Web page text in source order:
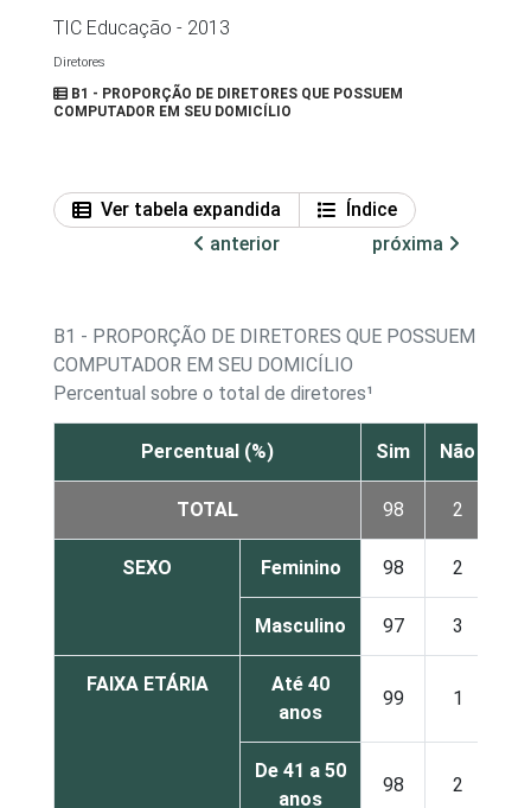
TIC Educação - 2013
Diretores
B1 - PROPORÇÃO DE DIRETORES QUE POSSUEM
COMPUTADOR EM SEU DOMICÍLIO
Ver tabela expandida
Índice
anterior
próxima
B1 - PROPORÇÃO DE DIRETORES QUE POSSUEM
COMPUTADOR EM SEU DOMICÍLIO
Percentual sobre o total de diretores¹
Percentual (%) Sim Não
TOTAL 98 2
SEXO Feminino 98 2
Masculino 97 3
FAIXA ETÁRIA
Até 40
anos
99 1
De 41 a 50
anos
98 2